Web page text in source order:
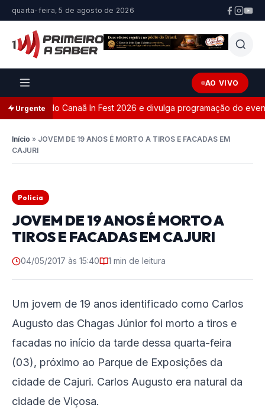
quarta-feira, 5 de agosto de 2026
AO VIVO
Urgente
oficial do Canaã In Fest 2026 e divulga programação do evento
Início » JOVEM DE 19 ANOS É MORTO A TIROS E FACADAS EM
CAJURI
Polícia
JOVEM DE 19 ANOS É MORTO A
TIROS E FACADAS EM CAJURI
04/05/2017 às 15:40 1 min de leitura
Um jovem de 19 anos identificado como Carlos
Augusto das Chagas Júnior foi morto a tiros e
facadas no início da tarde dessa quarta-feira
(03), próximo ao Parque de Exposições da
cidade de Cajuri. Carlos Augusto era natural da
cidade de Viçosa.